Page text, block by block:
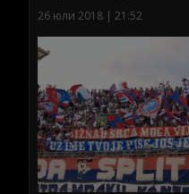
26 юли 2018 | 21:52